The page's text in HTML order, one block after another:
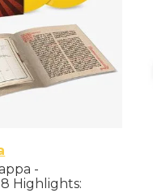
-
Highlights: